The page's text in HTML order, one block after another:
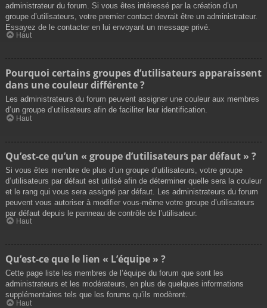
administrateur du forum. Si vous êtes intéressé par la création d’un
groupe d’utilisateurs, votre premier contact devrait être un administrateur.
Essayez de le contacter en lui envoyant un message privé.
Haut
Pourquoi certains groupes d’utilisateurs apparaissent
dans une couleur différente ?
Les administrateurs du forum peuvent assigner une couleur aux membres
d’un groupe d’utilisateurs afin de faciliter leur identification.
Haut
Qu’est-ce qu’un « groupe d’utilisateurs par défaut » ?
Si vous êtes membre de plus d’un groupe d’utilisateurs, votre groupe
d’utilisateurs par défaut est utilisé afin de déterminer quelle sera la couleur
et le rang qui vous sera assigné par défaut. Les administrateurs du forum
peuvent vous autoriser à modifier vous-même votre groupe d’utilisateurs
par défaut depuis le panneau de contrôle de l’utilisateur.
Haut
Qu’est-ce que le lien « L’équipe » ?
Cette page liste les membres de l’équipe du forum que sont les
administrateurs et les modérateurs, en plus de quelques informations
supplémentaires tels que les forums qu’ils modèrent.
Haut